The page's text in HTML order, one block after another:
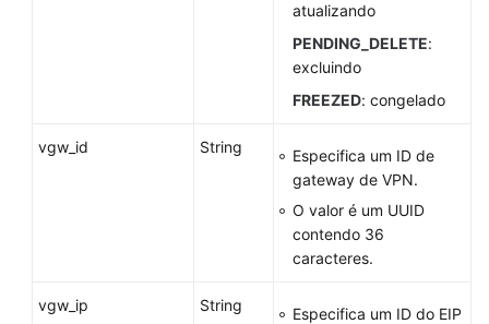
Políticas
atualizando
PENDING_DELETE:
excluindo
FREEZED: congelado
vgw_id String
Especifica um ID de
gateway de VPN.
O valor é um UUID
contendo 36
caracteres.
vgw_ip String Especifica um ID do EIP